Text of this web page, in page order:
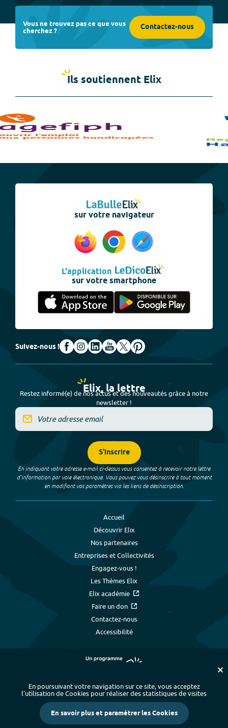
Vous ne trouvez pas ce que vous
cherchez ? Contactez-nous
Ils soutiennent Elix
sur votre navigateur
L'application
sur votre smartphone
Suivez-nous !
Elix, la lettre
Restez informé(e) de nos actus et des nouveautés grâce à notre
newsletter !
S'inscrire
En indiquant votre adresse e-mail ci-dessus vous consentez à recevoir notre lettre
d’information par voie électronique. Vous pouvez vous désinscrire à tout moment
en modifiant vos paramètres via les liens de désinscription.
Accueil
Découvrir Elix
Nos partenaires
Entreprises et Collectivités
Engagez-vous !
Les Thèmes Elix
Elix académie
Faire un don
Contactez-nous
Accessibilité
Plan du site - Index alphabétique
-
Mentions légales et données personnelles
- Paramétrer les cookies
Crédits
En poursuivant votre navigation sur ce site, vous acceptez
l’utilisation de Cookies pour réaliser des statistiques de visites
En savoir plus et paramétrer les Cookies